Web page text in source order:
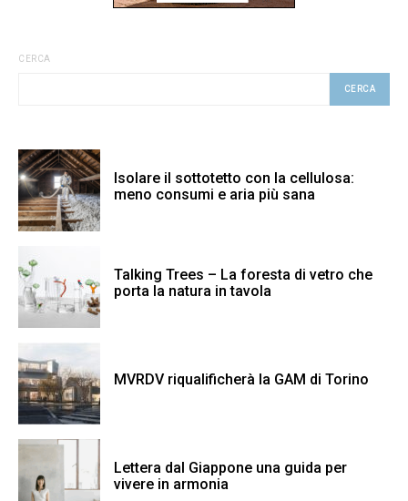
CERCA
CERCA
Isolare il sottotetto con la cellulosa:
meno consumi e aria più sana
Talking Trees – La foresta di vetro che
porta la natura in tavola
MVRDV riqualificherà la GAM di Torino
Lettera dal Giappone una guida per
vivere in armonia